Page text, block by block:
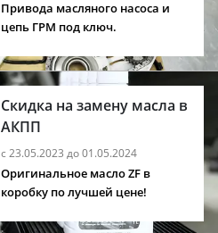
Привода масляного насоса и
цепь ГРМ под ключ.
Скидка на замену масла в
АКПП
с 23.05.2023 до 01.05.2024
Оригинальное масло ZF в
коробку по лучшей цене!